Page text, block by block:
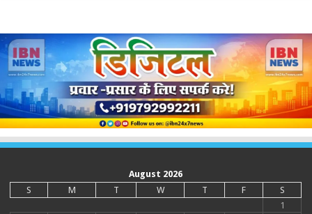
August 2026
S
M T W T F
S
1